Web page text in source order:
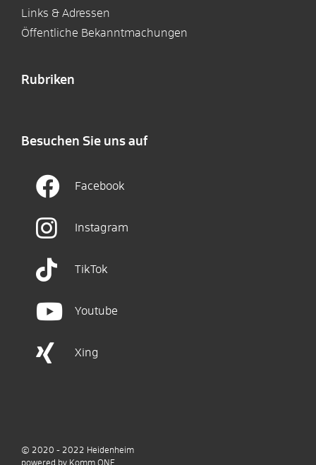
Links & Adressen
Öffentliche Bekanntmachungen
Rubriken
Besuchen Sie uns auf
Facebook
Instagram
TikTok
Youtube
Xing
© 2020 - 2022 Heidenheim